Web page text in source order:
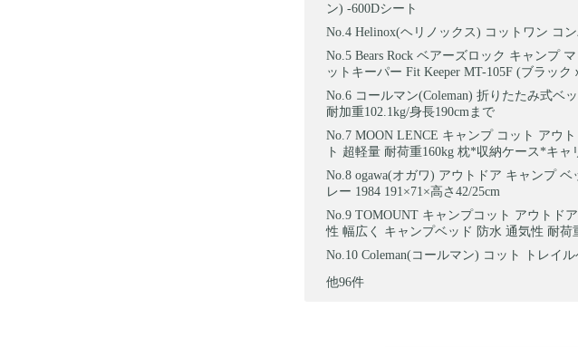
ン) -600Dシート
Helinox(ヘリノックス) コットワン コ
Bears Rock ベアーズロック キャンプ
ットキーパー Fit Keeper MT-105F (ブラック
コールマン(Coleman) 折りたたみ式ベ
耐加重102.1kg/身長190cmまで
MOON LENCE キャンプ コット アウ
ト 超軽量 耐荷重160kg 枕*収納ケース*キ
ogawa(オガワ) アウトドア キャンプ
レー 1984 191×71×高さ42/25cm
TOMOUNT キャンプコット アウトド
性 幅広く キャンプベッド 防水 通気性 耐荷
Coleman(コールマン) コット トレイ
他96件